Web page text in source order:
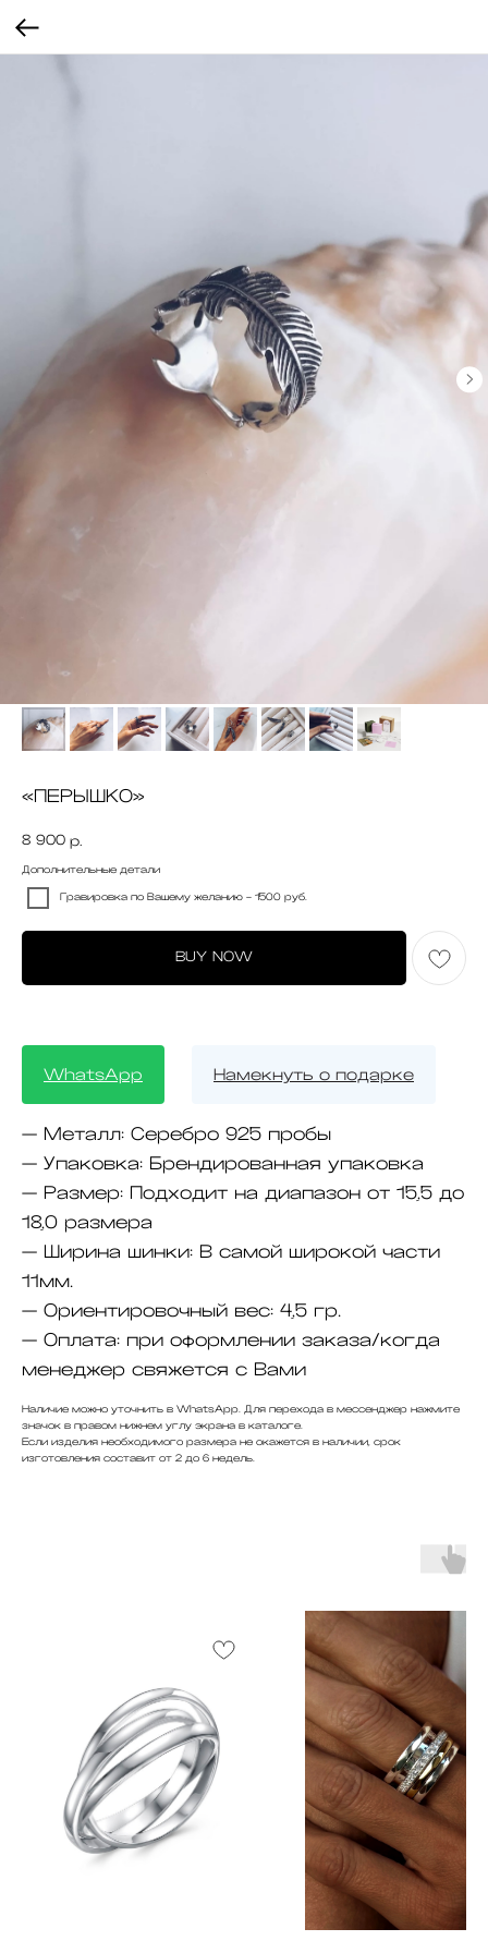
«ПЕРЫШКО»
8 900 р.
Дополнительные детали
Гравировка по Вашему желанию - 1500 руб.
BUY NOW
WhatsApp Намекнуть о подарке
— Металл: Серебро 925 пробы
— Упаковка: Брендированная упаковка
— Размер: Подходит на диапазон от 15,5 до
18,0 размера
— Ширина шинки: В самой широкой части
11мм.
— Ориентировочный вес: 4,5 гр.
— Оплата: при оформлении заказа/когда
менеджер свяжется с Вами
Наличие можно уточнить в WhatsApp. Для перехода в мессенджер нажмите
значок в правом нижнем углу экрана в каталоге.
Если изделия необходимого размера не окажется в наличии, срок
изготовления составит от 2 до 6 недель.